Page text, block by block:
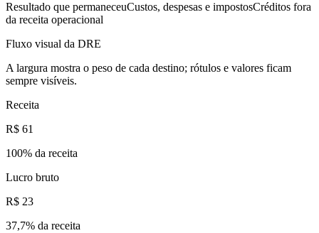
Resultado que permaneceuCustos, despesas e impostosCréditos fora
da receita operacional
Fluxo visual da DRE
A largura mostra o peso de cada destino; rótulos e valores ficam
sempre visíveis.
Receita
R$ 61
100% da receita
Lucro bruto
R$ 23
37,7% da receita